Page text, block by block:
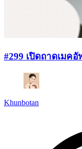
#299 เปิดถาดเมค
Khunbotan